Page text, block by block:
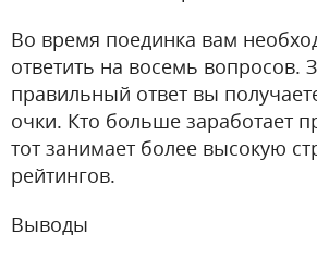
Во время поединка вам
ответить на восемь вопросов.
правильный ответ вы
очки. Кто больше заработает
тот занимает более высокую
рейтингов.
Выводы